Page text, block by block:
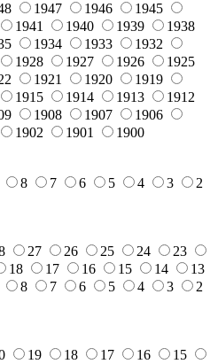
1947 1946
1945
1941 1940 1939
1938
1934 1933
1932
1928 1927 1926
1925
1921 1920
1919
1915 1914 1913
1912
1908 1907
1906
1902 1901 1900
8 7 6 5 4 3
2
27 26 25 24
23
18 17 16 15 14
13
8 7 6 5 4 3
2
19 18 17 16
15